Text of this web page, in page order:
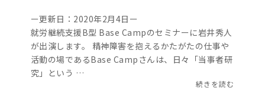
ー更新日：2020年2月4日ー
就労継続支援B型 Base Campのセミナーに岩井秀人
が出演します。 精神障害を抱えるかたがたの仕事や
活動の場であるBase Campさんは、日々「当事者研
究」という …
続きを読む